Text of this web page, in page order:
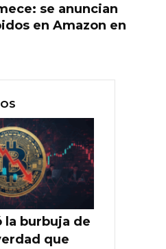
se anuncian
en Amazon en
la burbuja de
que